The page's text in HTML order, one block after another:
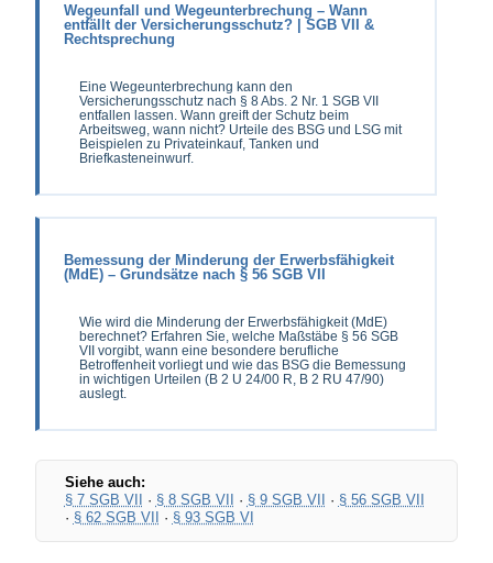
Wegeunfall und Wegeunterbrechung – Wann
entfällt der Versicherungsschutz? | SGB VII &
Rechtsprechung
Eine Wegeunterbrechung kann den
Versicherungsschutz nach § 8 Abs. 2 Nr. 1 SGB VII
entfallen lassen. Wann greift der Schutz beim
Arbeitsweg, wann nicht? Urteile des BSG und LSG mit
Beispielen zu Privateinkauf, Tanken und
Briefkasteneinwurf.
Bemessung der Minderung der Erwerbsfähigkeit
(MdE) – Grundsätze nach § 56 SGB VII
Wie wird die Minderung der Erwerbsfähigkeit (MdE)
berechnet? Erfahren Sie, welche Maßstäbe § 56 SGB
VII vorgibt, wann eine besondere berufliche
Betroffenheit vorliegt und wie das BSG die Bemessung
in wichtigen Urteilen (B 2 U 24/00 R, B 2 RU 47/90)
auslegt.
Siehe auch:
§ 7 SGB VII
· § 8 SGB VII · § 9 SGB VII · § 56 SGB VII
· § 62 SGB VII · § 93 SGB VI